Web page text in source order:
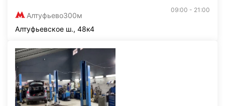
Алтуфьево300м
09:00 - 21:00
Алтуфьевское ш., 48к4